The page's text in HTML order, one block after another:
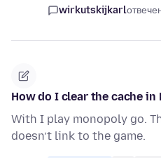
wirkutskijkarl
How do I clear the cache in
With I play monopoly go.
doesn’t link to the game.